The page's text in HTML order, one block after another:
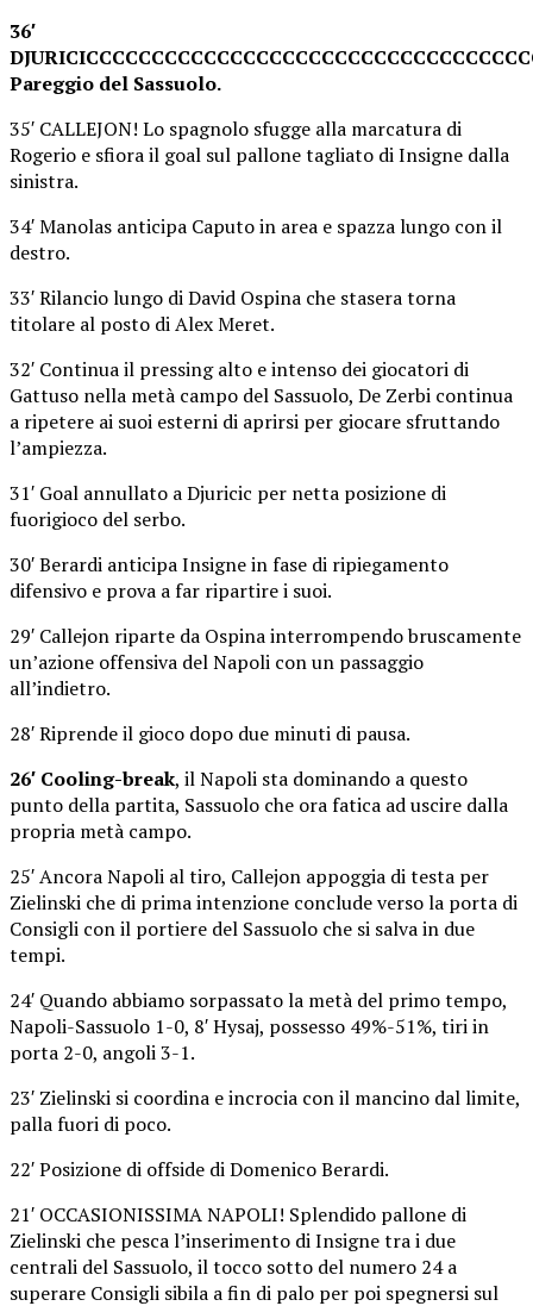
36′
Pareggio del Sassuolo.
35′ CALLEJON! Lo spagnolo sfugge alla marcatura di
Rogerio e sfiora il goal sul pallone tagliato di Insigne dalla
sinistra.
34′ Manolas anticipa Caputo in area e spazza lungo con il
destro.
33′ Rilancio lungo di David Ospina che stasera torna
titolare al posto di Alex Meret.
32′ Continua il pressing alto e intenso dei giocatori di
Gattuso nella metà campo del Sassuolo, De Zerbi continua
a ripetere ai suoi esterni di aprirsi per giocare sfruttando
l’ampiezza.
31′ Goal annullato a Djuricic per netta posizione di
fuorigioco del serbo.
30′ Berardi anticipa Insigne in fase di ripiegamento
difensivo e prova a far ripartire i suoi.
29′ Callejon riparte da Ospina interrompendo bruscamente
un’azione offensiva del Napoli con un passaggio
all’indietro.
28′ Riprende il gioco dopo due minuti di pausa.
26′ Cooling-break, il Napoli sta dominando a questo
punto della partita, Sassuolo che ora fatica ad uscire dalla
propria metà campo.
25′ Ancora Napoli al tiro, Callejon appoggia di testa per
Zielinski che di prima intenzione conclude verso la porta di
Consigli con il portiere del Sassuolo che si salva in due
tempi.
24′ Quando abbiamo sorpassato la metà del primo tempo,
Napoli-Sassuolo 1-0, 8′ Hysaj, possesso 49%-51%, tiri in
porta 2-0, angoli 3-1.
23′ Zielinski si coordina e incrocia con il mancino dal limite,
palla fuori di poco.
22′ Posizione di offside di Domenico Berardi.
21′ OCCASIONISSIMA NAPOLI! Splendido pallone di
Zielinski che pesca l’inserimento di Insigne tra i due
centrali del Sassuolo, il tocco sotto del numero 24 a
superare Consigli sibila a fin di palo per poi spegnersi sul